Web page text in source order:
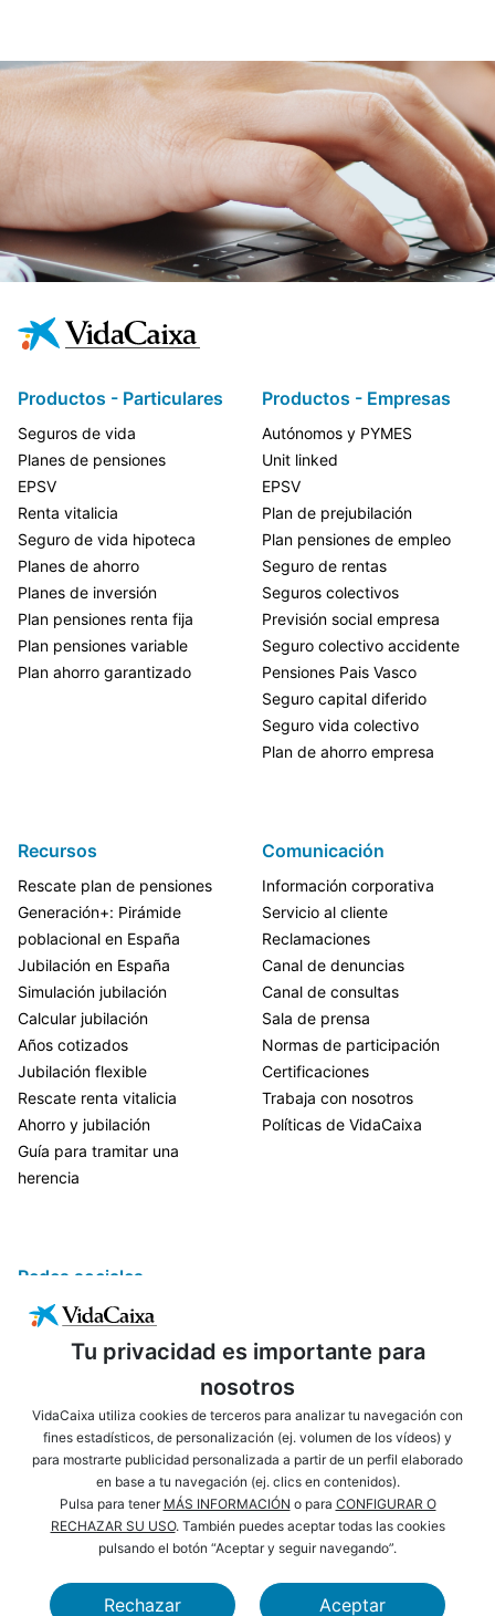
Tu privacidad es importante para
nosotros
VidaCaixa utiliza cookies de terceros para analizar tu navegación con
fines estadísticos, de personalización (ej. volumen de los vídeos) y
para mostrarte publicidad personalizada a partir de un perfil elaborado
en base a tu navegación (ej. clics en contenidos).
Pulsa para tener MÁS INFORMACIÓN o para CONFIGURAR O
RECHAZAR SU USO. También puedes aceptar todas las cookies
pulsando el botón “Aceptar y seguir navegando”.
Rechazar Aceptar
Productos - Particulares
Seguros de vida
Planes de pensiones
EPSV
Renta vitalicia
Seguro de vida hipoteca
Planes de ahorro
Planes de inversión
Plan pensiones renta fija
Plan pensiones variable
Plan ahorro garantizado
Productos - Empresas
Autónomos y PYMES
Unit linked
EPSV
Plan de prejubilación
Plan pensiones de empleo
Seguro de rentas
Seguros colectivos
Previsión social empresa
Seguro colectivo accidente
Pensiones Pais Vasco
Seguro capital diferido
Seguro vida colectivo
Plan de ahorro empresa
Recursos
Rescate plan de pensiones
Generación+: Pirámide
poblacional en España
Jubilación en España
Simulación jubilación
Calcular jubilación
Años cotizados
Jubilación flexible
Rescate renta vitalicia
Ahorro y jubilación
Guía para tramitar una
herencia
Comunicación
Información corporativa
Servicio al cliente
Reclamaciones
Canal de denuncias
Canal de consultas
Sala de prensa
Normas de participación
Certificaciones
Trabaja con nosotros
Políticas de VidaCaixa
Redes sociales
ENLACES DE INTERÉS AVISO LEGAL
PRIVACIDAD POLÍTICA DE COOKIES
MAPA WEB ACCESIBILIDAD
CAIXABANK FUNDACIÓN LA CAIXA